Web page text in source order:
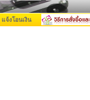
แจ้งโอนเงิน